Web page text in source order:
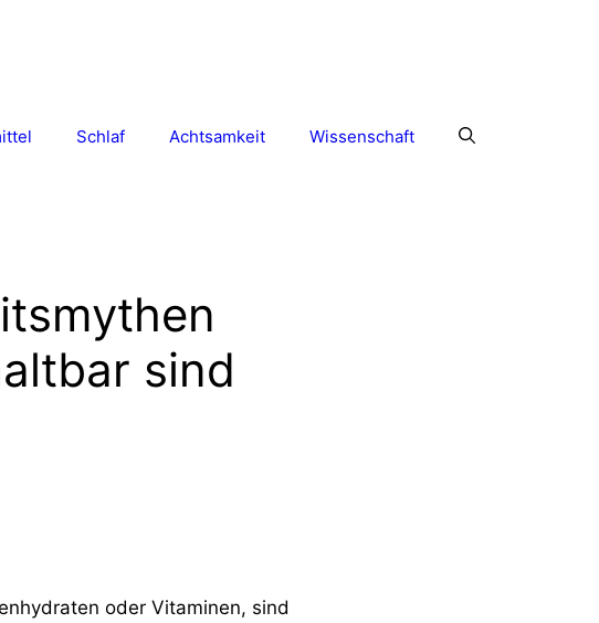
Schlaf Achtsamkeit Wissenschaft
sind
oder Vitaminen, sind